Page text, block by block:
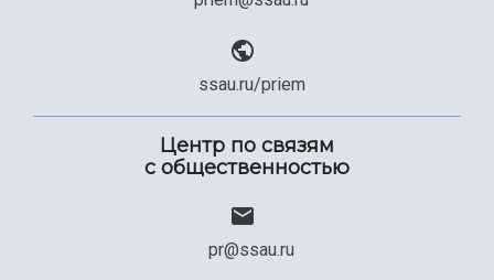
ssau.ru/priem
Центр по связям
с общественностью
pr@ssau.ru